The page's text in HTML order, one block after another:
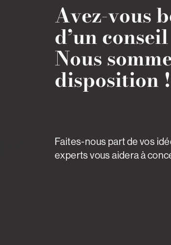
Avez-vous
d’un
Nous
disposition !
Faites-nous part de vos
experts vous aidera à